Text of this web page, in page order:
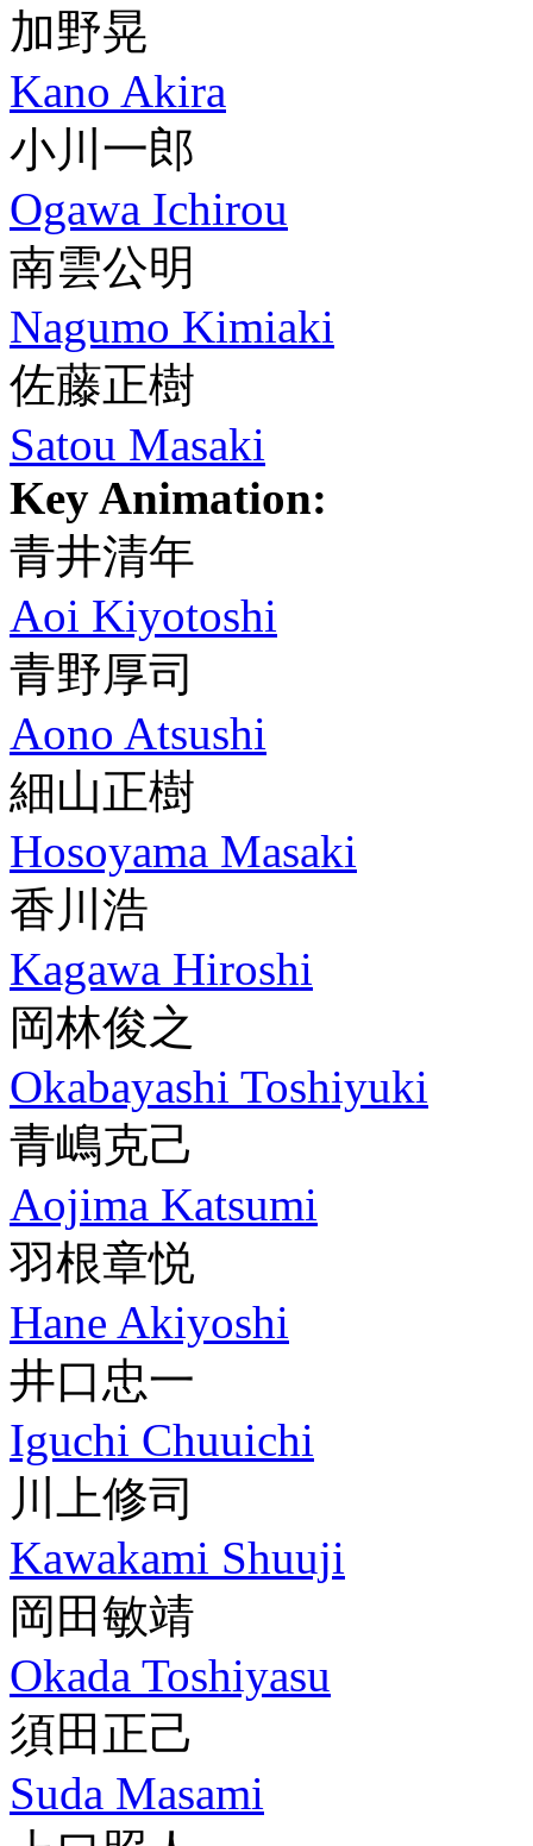
加野晃
Kano Akira
小川一郎
Ogawa Ichirou
南雲公明
Nagumo Kimiaki
佐藤正樹
Satou Masaki
Key Animation:
青井清年
Aoi Kiyotoshi
青野厚司
Aono Atsushi
細山正樹
Hosoyama Masaki
香川浩
Kagawa Hiroshi
岡林俊之
Okabayashi Toshiyuki
青嶋克己
Aojima Katsumi
羽根章悦
Hane Akiyoshi
井口忠一
Iguchi Chuuichi
川上修司
Kawakami Shuuji
岡田敏靖
Okada Toshiyasu
須田正己
Suda Masami